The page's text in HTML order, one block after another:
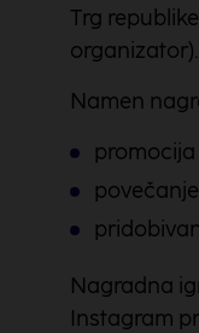
Trg
organizator).
Namen
Nagradna
Instagram